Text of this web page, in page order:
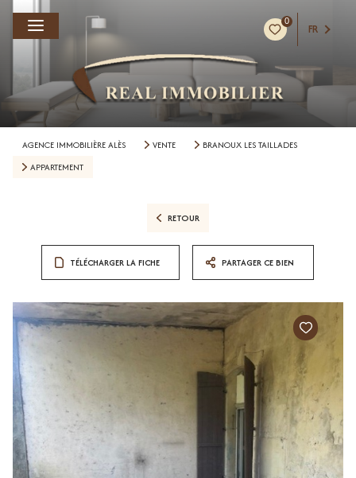
0
FR
AGENCE IMMOBILIÈRE ALÈS VENTE
BRANOUX LES TAILLADES
APPARTEMENT
RETOUR
TÉLÉCHARGER LA FICHE PARTAGER CE BIEN